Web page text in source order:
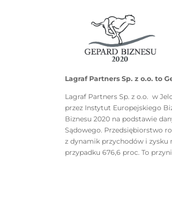
Lagraf Partners Sp. z o.o. to
Lagraf Partners Sp. z o.o. w
przez Instytut Europejskiego
Biznesu 2020 na podstawie
Sądowego. Przedsiębiorstwo
z dynamik przychodów i zysku
przypadku 676,6 proc. To